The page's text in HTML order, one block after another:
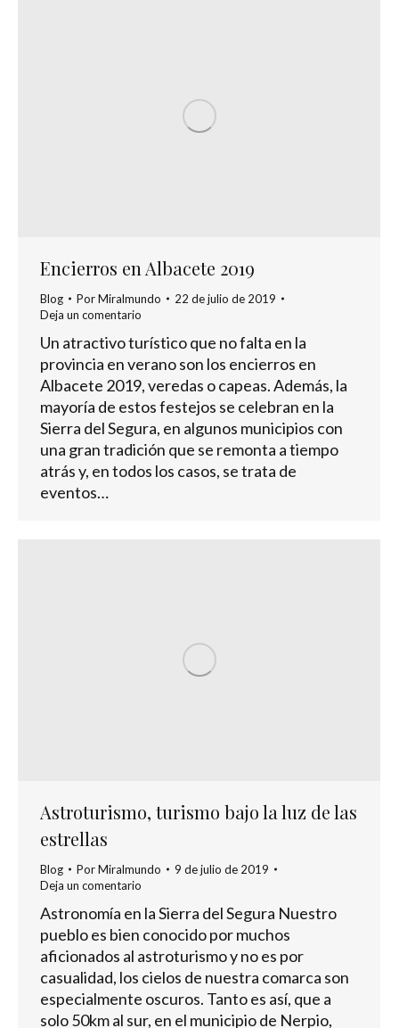
Encierros en Albacete 2019
Blog PorMiralmundo
22 de julio de 2019
Deja un comentario
Un atractivo turístico que no falta en la
provincia en verano son los encierros en
Albacete 2019, veredas o capeas. Además, la
mayoría de estos festejos se celebran en la
Sierra del Segura, en algunos municipios con
una gran tradición que se remonta a tiempo
atrás y, en todos los casos, se trata de
eventos…
Astroturismo, turismo bajo la luz de las
estrellas
Blog PorMiralmundo
9 de julio de 2019
Deja un comentario
Astronomía en la Sierra del Segura Nuestro
pueblo es bien conocido por muchos
aficionados al astroturismo y no es por
casualidad, los cielos de nuestra comarca son
especialmente oscuros. Tanto es así, que a
solo 50km al sur, en el municipio de Nerpio,